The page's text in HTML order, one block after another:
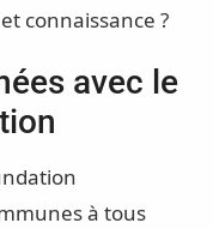
connaissance ?
avec le
à tous